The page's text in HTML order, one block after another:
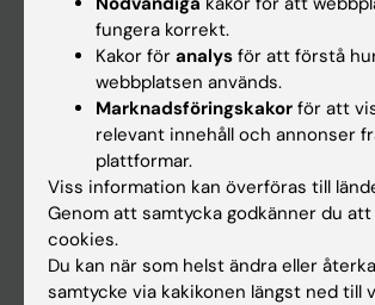
Utbildning
Forskarutbildning
Forskning
Redaktionellt material
Medicinsk Vetenskap
Medicinvetarna
fungera korrekt.
Kakor för analys för att förstå
webbplatsen används.
Marknadsföringskakor för att
relevant innehåll och annonser
plattformar.
Viss information kan överföras till
Genom att samtycka godkänner du
cookies.
Du kan när som helst ändra eller
samtycke via kakikonen längst ned till